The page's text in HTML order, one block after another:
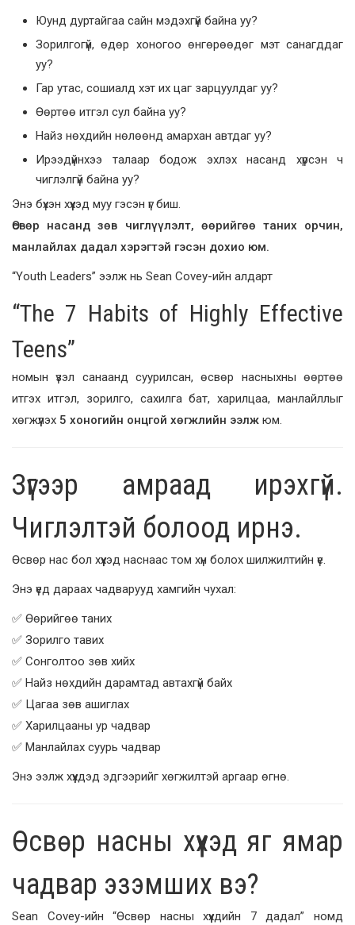
Юунд дуртайгаа сайн мэдэхгүй байна уу?
Зорилгогүй, өдөр хоногоо өнгөрөөдөг мэт санагддаг
уу?
Гар утас, сошиалд хэт их цаг зарцуулдаг уу?
Өөртөө итгэл сул байна уу?
Найз нөхдийн нөлөөнд амархан автдаг уу?
Ирээдүйнхээ талаар бодож эхлэх насанд хүрсэн ч
чиглэлгүй байна уу?
Энэ бүхэн хүүхэд муу гэсэн үг биш.
Өсвөр насанд зөв чиглүүлэлт, өөрийгөө таних орчин,
манлайлах дадал хэрэгтэй гэсэн дохио юм.
“Youth Leaders” ээлж нь Sean Covey-ийн алдарт
“The 7 Habits of Highly Effective
Teens”
номын үзэл санаанд суурилсан, өсвөр насныхны өөртөө
итгэх итгэл, зорилго, сахилга бат, харилцаа, манлайллыг
хөгжүүлэх 5 хоногийн онцгой хөгжлийн ээлж юм.
Зүгээр амраад ирэхгүй.
Чиглэлтэй болоод ирнэ.
Өсвөр нас бол хүүхэд наснаас том хүн болох шилжилтийн үе.
Энэ үед дараах чадварууд хамгийн чухал:
✅ Өөрийгөө таних
✅ Зорилго тавих
✅ Сонголтоо зөв хийх
✅ Найз нөхдийн дарамтад автахгүй байх
✅ Цагаа зөв ашиглах
✅ Харилцааны ур чадвар
✅ Манлайлах суурь чадвар
Энэ ээлж хүүхдэд эдгээрийг хөгжилтэй аргаар өгнө.
Өсвөр насны хүүхэд яг ямар
чадвар эзэмших вэ?
Sean Covey-ийн “Өсвөр насны хүүхдийн 7 дадал” номд